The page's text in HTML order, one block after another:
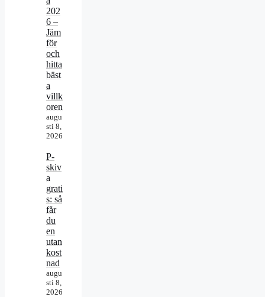
202
6 –
Jäm
för
och
hitta
bäst
a
villk
oren
augu
sti 8,
2026
P-
skiv
a
grati
s: så
får
du
en
utan
kost
nad
augu
sti 8,
2026